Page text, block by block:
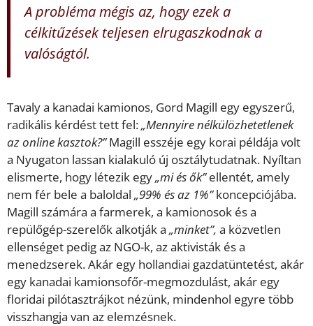
A probléma mégis az, hogy ezek a
célkitűzések teljesen elrugaszkodnak a
valóságtól.
Tavaly a kanadai kamionos, Gord Magill egy egyszerű,
radikális kérdést tett fel:„Mennyire nélkülözhetetlenek
az online kasztok?”Magill esszéje egy korai példája volt
a Nyugaton lassan kialakuló új osztálytudatnak. Nyíltan
elismerte, hogy létezik egy„mi és ők”ellentét, amely
nem fér bele a baloldal „99% és az 1%”koncepciójába.
Magill számára a farmerek, a kamionosok és a
repülőgép-szerelők alkotják a „minket”, a közvetlen
ellenséget pedig az NGO-k, az aktivisták és a
menedzserek. Akár egy hollandiai gazdatüntetést, akár
egy kanadai kamionsofőr-megmozdulást, akár egy
floridai pilótasztrájkot nézünk, mindenhol egyre több
visszhangja van az elemzésnek.